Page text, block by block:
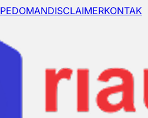
PEDOMANDISCLAIMERKONTAK